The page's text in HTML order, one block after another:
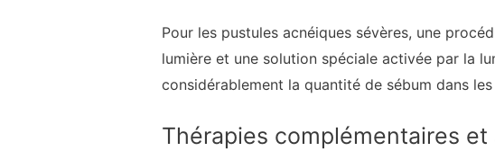
Pour les pustules acnéiques sévères, une
lumière et une solution spéciale activée par la
considérablement la quantité de sébum dans
Thérapies complémentaires